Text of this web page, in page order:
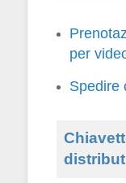
per
Spedire